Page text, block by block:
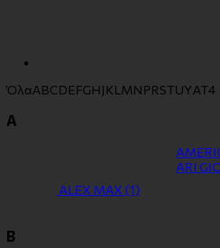
ΌλαABCDEFGH J KL MN PRSTUYΑΤ4
A
ALEX MAX (1)
ARI
B